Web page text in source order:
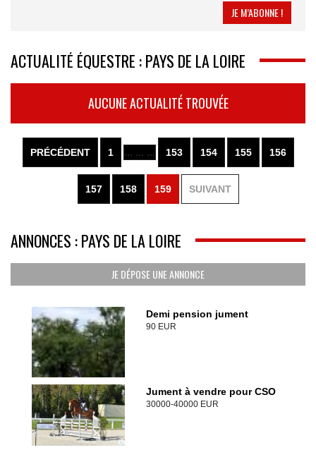
JE M’ABONNE !
ACTUALITÉ ÉQUESTRE : PAYS DE LA LOIRE
AUCUNE ACTUALITÉ TROUVÉE
PRÉCÉDENT 1 ... ... ... 153 154 155 156
157 158 159 SUIVANT
ANNONCES : PAYS DE LA LOIRE
JE DÉPOSE UNE ANNONCE
Demi pension jument
90 EUR
Jument à vendre pour CSO
30000-40000 EUR